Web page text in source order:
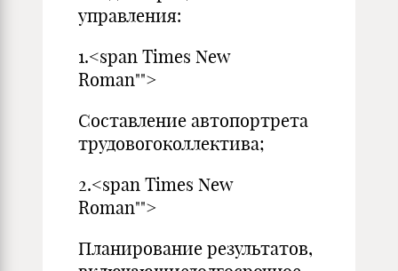
управления:
1.<span Times New
Roman"">
Составление автопортрета
трудовогоколлектива;
2.<span Times New
Roman"">
Планирование результатов,